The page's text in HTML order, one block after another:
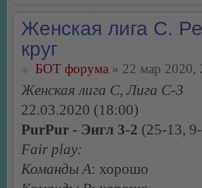
Женская лига С.
круг
БОТ форума » 22 мар 2020,
Женская лига С, Лига С-3
22.03.2020 (18:00)
PurPur - Энгл 3-2 (25-13,
Fair play:
Команды А: хорошо